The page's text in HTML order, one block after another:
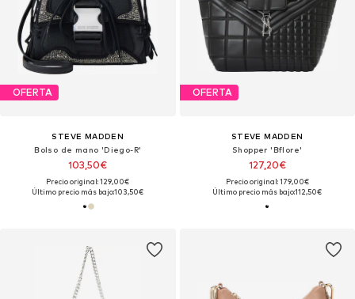
OFERTA
STEVE MADDEN
Bolso de mano 'Diego-R'
103,50€
Precio original: 129,00€
Último precio más bajo:103,50€
OFERTA
STEVE MADDEN
Shopper 'Bflore'
127,20€
Precio original: 179,00€
Último precio más bajo:112,50€